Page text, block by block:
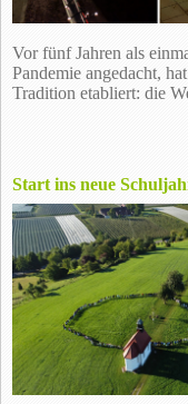
Vor fünf Jahren als
Pandemie angedacht,
Tradition etabliert: die
Start ins neue